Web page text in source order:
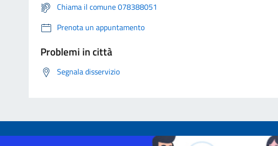
Chiama il comune 078388051
Prenota un appuntamento
Problemi in città
Segnala disservizio